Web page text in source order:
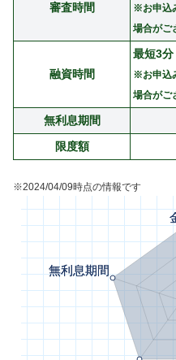
審査時間
※お申込
場合がご
融資時間
最短3分
※お申込
場合がご
無利息期間
限度額
※2024/04/09時点の情報です